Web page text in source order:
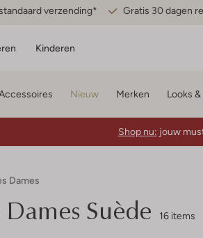
verzending* Gratis 30 dagen
Kinderen
Nieuw Merken Looks
Shop nu: jouw
Dames
Dames Suède 16 items